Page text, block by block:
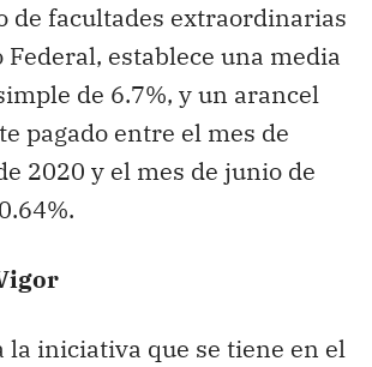
de facultades extraordinarias
establece una media
de 6.7%, y un arancel
pagado entre el mes de
2020 y el mes de junio de
la iniciativa que se tiene en el